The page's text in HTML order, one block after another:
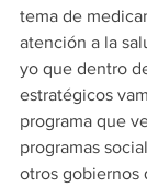
tema de
atención a la
yo que dentro
estratégicos
programa que
programas
otros gobiernos